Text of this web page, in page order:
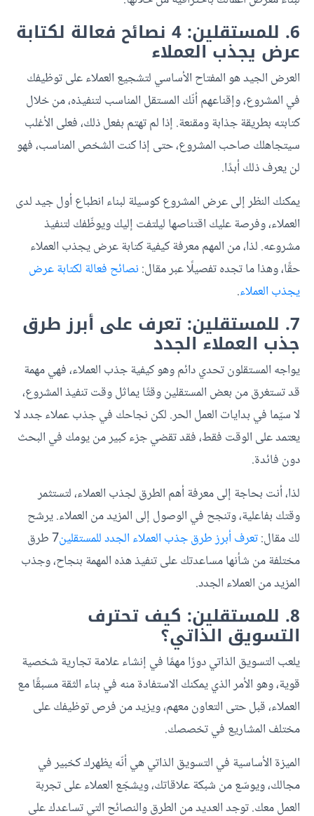
6. للمستقلين: 4 نصائح فعالة لكتابة
عرض يجذب العملاء
العرض الجيد هو المفتاح الأساسي لتشجيع العملاء على توظيفك
في المشروع، وإقناعهم أنّك المستقل المناسب لتنفيذه، من خلال
كتابته بطريقة جذابة ومقنعة. إذا لم تهتم بفعل ذلك، فعلى الأغلب
سيتجاهلك صاحب المشروع، حتى إذا كنت الشخص المناسب، فهو
لن يعرف ذلك أبدًا.
يمكنك النظر إلى عرض المشروع كوسيلة لبناء انطباع أول جيد لدى
العملاء، وفرصة عليك اقتناصها ليلتفت إليك ويوظّفك لتنفيذ
مشروعه. لذا، من المهم معرفة كيفية كتابة عرض يجذب العملاء
حقًا، وهذا ما تجده تفصيلًا عبر مقال: نصائح فعالة لكتابة عرض
يجذب العملاء.
7. للمستقلين: تعرف على أبرز طرق
جذب العملاء الجدد
يواجه المستقلون تحدي دائم وهو كيفية جذب العملاء، فهي مهمة
قد تستغرق من بعض المستقلين وقتًا يماثل وقت تنفيذ المشروع،
لا سيّما في بدايات العمل الحر. لكن نجاحك في جذب عملاء جدد لا
يعتمد على الوقت فقط، فقد تقضي جزء كبير من يومك في البحث
دون فائدة.
لذا، أنت بحاجة إلى معرفة أهم الطرق لجذب العملاء، لتستثمر
وقتك بفاعلية، وتنجح في الوصول إلى المزيد من العملاء. يرشح
لك مقال:تعرف أبرز طرق جذب العملاء الجدد للمستقلين 7 طرق
مختلفة من شأنها مساعدتك على تنفيذ هذه المهمة بنجاح، وجذب
المزيد من العملاء الجدد.
8. للمستقلين: كيف تحترف
التسويق الذاتي؟
يلعب التسويق الذاتي دورًا مهمًا في إنشاء علامة تجارية شخصية
قوية، وهو الأمر الذي يمكنك الاستفادة منه في بناء الثقة مسبقًا مع
العملاء، قبل حتى التعاون معهم، ويزيد من فرص توظيفك على
مختلف المشاريع في تخصصك.
الميزة الأساسية في التسويق الذاتي هي أنّه يظهرك كخبير في
مجالك، ويوسّع من شبكة علاقاتك، ويشجّع العملاء على تجربة
العمل معك. توجد العديد من الطرق والنصائح التي تساعدك على